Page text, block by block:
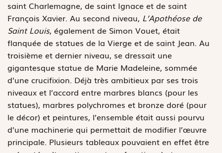
saint Charlemagne, de saint Ignace et de saint
François Xavier. Au second niveau, L’Apothéose de
Saint Louis, également de Simon Vouet, était
flanquée de statues de la Vierge et de saint Jean. Au
troisième et dernier niveau, se dressait une
gigantesque statue de Marie Madeleine, sommée
d’une crucifixion. Déjà très ambitieux par ses trois
niveaux et l’accord entre marbres blancs (pour les
statues), marbres polychromes et bronze doré (pour
le décor) et peintures, l’ensemble était aussi pourvu
d’une machinerie qui permettait de modifier l’œuvre
principale. Plusieurs tableaux pouvaient en effet être